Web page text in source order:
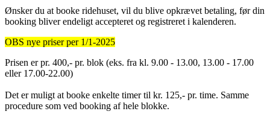
Ønsker du at booke ridehuset, vil du blive opkrævet betaling, før din
booking bliver endeligt accepteret og registreret i kalenderen.
OBS nye priser per 1/1-2025
Prisen er pr. 400,- pr. blok (eks. fra kl. 9.00 - 13.00, 13.00 - 17.00
eller 17.00-22.00)
Det er muligt at booke enkelte timer til kr. 125,- pr. time. Samme
procedure som ved booking af hele blokke.